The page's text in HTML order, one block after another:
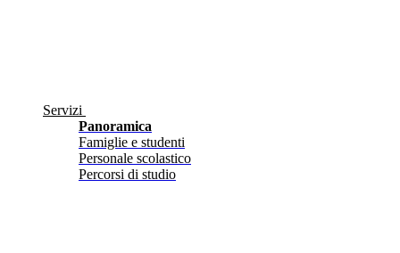
Servizi
Panoramica
Famiglie e studenti
Personale scolastico
Percorsi di studio